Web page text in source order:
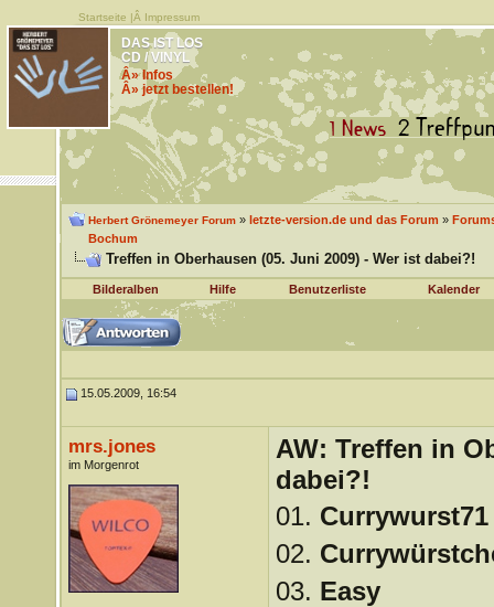
Startseite |Â Impressum
DAS IST LOS
CD / VINYL
Â» Infos
Â» jetzt bestellen!
Herbert Grönemeyer Forum» letzte-version.de und das Forum »
Bochum
Treffen in Oberhausen (05. Juni 2009) - Wer ist dabei?!
Bilderalben Hilfe Benutzerliste Kalender
15.05.2009, 16:54
mrs.jones
im Morgenrot
AW: Treffen in
dabei?!
01. Currywurst71
02.
03. Easy